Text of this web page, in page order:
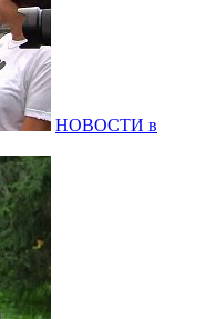
НОВОСТИ в